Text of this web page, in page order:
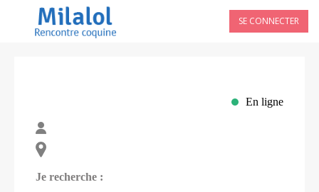
SE CONNECTER
En ligne
Je recherche :